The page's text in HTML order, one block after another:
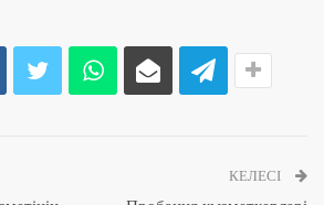
КЕЛЕСІ